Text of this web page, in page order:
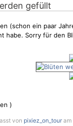
gefüllt
(schon ein paar
habe. Sorry für den
)
von pixiez_on_tour am